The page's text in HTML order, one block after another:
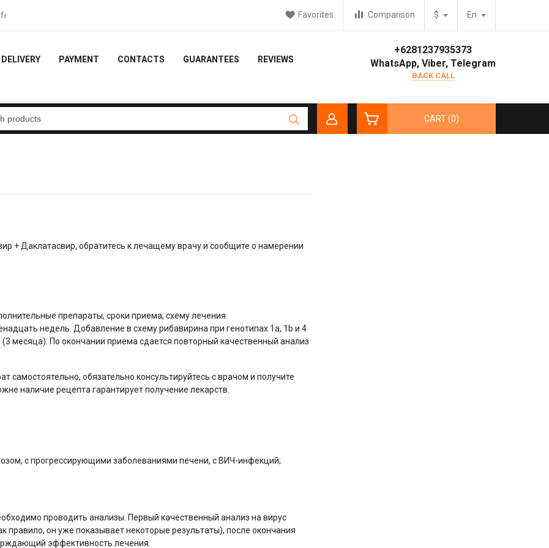
feedback - 10% of the order En
$
Comparison
Favorites
+6281237935373
WhatsApp, Viber, Telegram
BACK CALL
DELIVERY PAYMENT CONTACTS GUARANTEES REVIEWS
CART (0)
+ Даклатасвир, обратитесь к лечащему врачу и сообщите о намерении
препараты, сроки приема, схему лечения.
недель. Добавление в схему рибавирина при генотипах 1a, 1b и 4
месяца). По окончании приема сдается повторный качественный анализ
самостоятельно, обязательно консультируйтесь с врачом и получите
наличие рецепта гарантирует получение лекарств.
с прогрессирующими заболеваниями печени, с ВИЧ-инфекций;
проводить анализы. Первый качественный анализ на вирус
правило, он уже показывает некоторые результаты), после окончания
эффективность лечения.